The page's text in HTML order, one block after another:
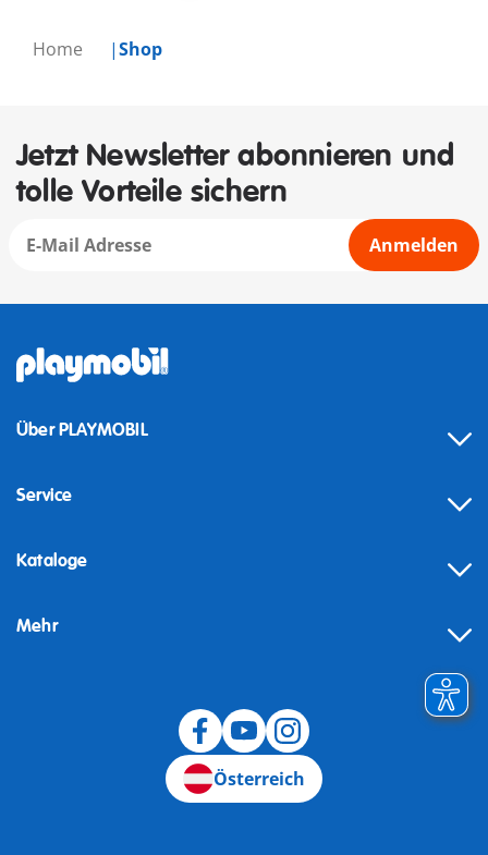
Home Shop
Jetzt Newsletter abonnieren und
tolle Vorteile sichern
Anmelden
Über PLAYMOBIL
Service
Kataloge
Mehr
Österreich